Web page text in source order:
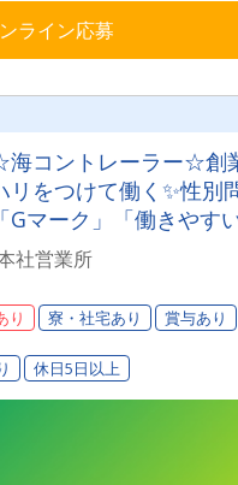
ライン応募
海コントレーラー☆創
リをつけて働く✨性別
マーク」「働きやす
★入社祝い金や表彰制
社営業所
り 寮・社宅あり 賞与あり
休日5日以上